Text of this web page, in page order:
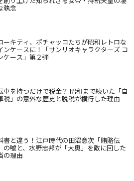
執念
ーキティ、ポチャッコたちが昭和レトロな
ンケースに！「サンリオキャラクターズ コ
ケース」第２弾
車を持つだけで税金？ 昭和まで続いた「自
税」の意外な歴史と脱税が横行した理由
書と違う！江戸時代の田沼意次「賄賂伝
の嘘と、水野忠邦が「大奥」を敵に回した
の理由